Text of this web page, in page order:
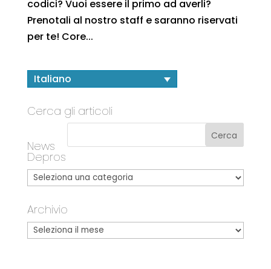
codici? Vuoi essere il primo ad averli?
Prenotali al nostro staff e saranno riservati
per te! Core...
Italiano
Cerca gli articoli
News
Depros
Archivio